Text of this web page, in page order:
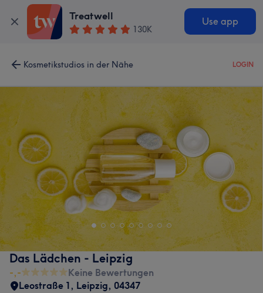
Treatwell
130K
Use app
Kosmetikstudios in der Nähe LOGIN
Das Lädchen - Leipzig
-,-
Keine Bewertungen
Leostraße 1, Leipzig, 04347